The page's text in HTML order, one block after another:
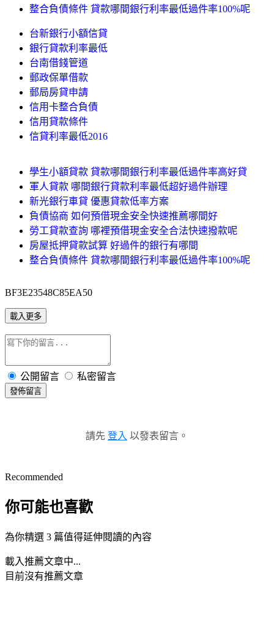
整合負債條件 貸款哪間銀行利率最低過件率100%呢
台新銀行小額信貸
銀行貸款利率最低
台南借錢管道
郵政保單借款
郵局房貸申請
信用卡整合負債
信用貸款條件
信貸利率最低2016
學生小額貸款 貸款哪間銀行利率最低過件率高好貸
軍人貸款 哪間銀行貸款利率最低超好過件辦理
新光銀行車貸 優惠貸款低率方案
負債協商 如何預借現金安全快速推薦哪間好
勞工貸款查詢 哪裡預借現金安全合法快速撥款呢
房屋抵押貸款試算 好過件的銀行有哪間
整合負債條件 貸款哪間銀行利率最低過件率100%呢
BF3E23548C85EA50
載入更多
公開留言 私密留言
發佈留言
請先 登入 以發表留言。
Recommended
你可能也喜歡
為你精選 3 篇值得延伸閱讀的內容
載入推薦文章中...
目前沒有推薦文章